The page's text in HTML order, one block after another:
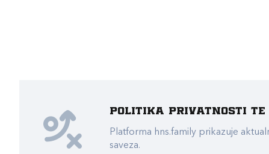
Politika privatnosti te
Platforma hns.family prikazuje
saveza.